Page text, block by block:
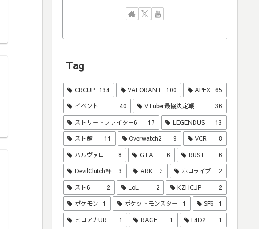
Tag
CRCUP 134 VALORANT 100 APEX 65
イベント 40 VTuber最協決定戦 36
ストリートファイター6 17 LEGENDUS 13
スト鯖 11 Overwatch2 9 VCR 8
ハルヴァロ 8 GTA 6 RUST 6
DevilClutch杯 3 ARK 3 ホロライブ 2
スト6 2 LoL 2 KZHCUP 2
ポケモン 1 ポケットモンスター 1 SF6 1
ヒロアカUR 1 RAGE 1 L4D2 1